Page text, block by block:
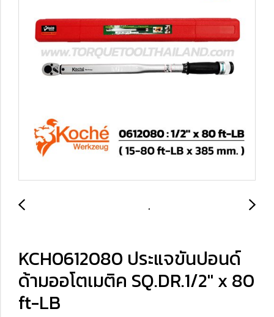
KCH0612080 ประแจขันปอนด์
ด้ามออโตเมติค SQ.DR.1/2" x 80
ft-LB